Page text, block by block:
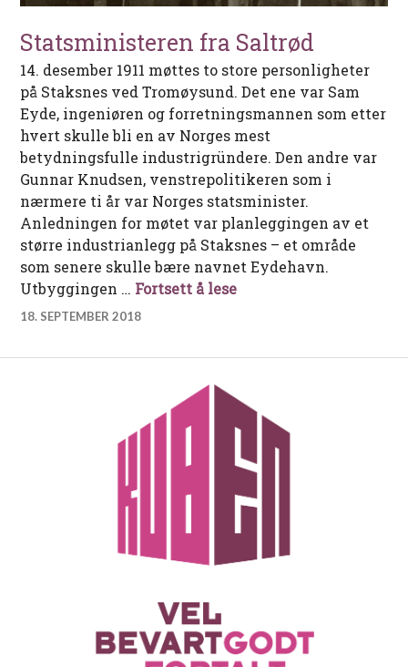
Statsministeren fra Saltrød
14. desember 1911 møttes to store personligheter
på Staksnes ved Tromøysund. Det ene var Sam
Eyde, ingeniøren og forretningsmannen som etter
hvert skulle bli en av Norges mest
betydningsfulle industrigründere. Den andre var
Gunnar Knudsen, venstrepolitikeren som i
nærmere ti år var Norges statsminister.
Anledningen for møtet var planleggingen av et
større industrianlegg på Staksnes – et område
som senere skulle bære navnet Eydehavn.
Utbyggingen … Fortsett å leseStatsministeren fra
18. SEPTEMBER 2018